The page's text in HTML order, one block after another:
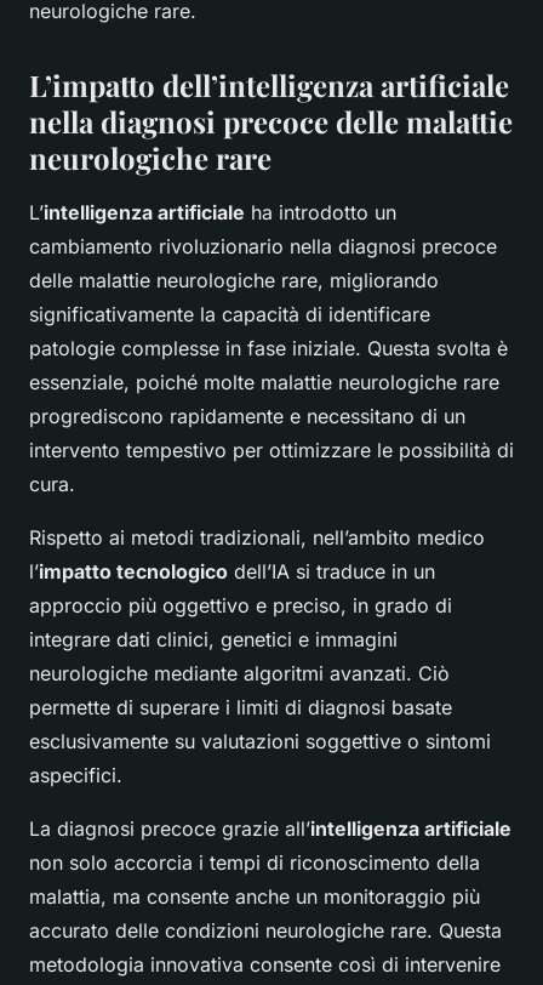
neurologiche rare.
L’impatto dell’intelligenza artificiale
nella diagnosi precoce delle malattie
neurologiche rare
L’intelligenza artificiale ha introdotto un
cambiamento rivoluzionario nella diagnosi precoce
delle malattie neurologiche rare, migliorando
significativamente la capacità di identificare
patologie complesse in fase iniziale. Questa svolta è
essenziale, poiché molte malattie neurologiche rare
progrediscono rapidamente e necessitano di un
intervento tempestivo per ottimizzare le possibilità di
cura.
Rispetto ai metodi tradizionali, nell’ambito medico
l’impatto tecnologico dell’IA si traduce in un
approccio più oggettivo e preciso, in grado di
integrare dati clinici, genetici e immagini
neurologiche mediante algoritmi avanzati. Ciò
permette di superare i limiti di diagnosi basate
esclusivamente su valutazioni soggettive o sintomi
aspecifici.
La diagnosi precoce grazie all’intelligenza artificiale
non solo accorcia i tempi di riconoscimento della
malattia, ma consente anche un monitoraggio più
accurato delle condizioni neurologiche rare. Questa
metodologia innovativa consente così di intervenire